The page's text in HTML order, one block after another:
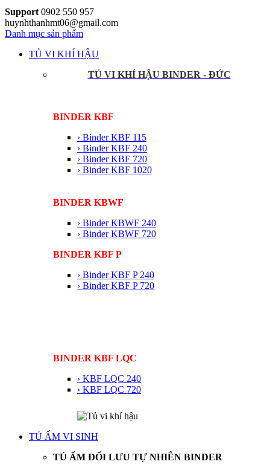
Support 0902 550 957
huynhthanhmt06@gmail.com
Danh mục sản phẩm
TỦ VI KHÍ HẬU
TỦ VI KHÍ HẬU BINDER - ĐỨC
BINDER KBF
› Binder KBF 115
› Binder KBF 240
› Binder KBF 720
› Binder KBF 1020
BINDER KBWF
› Binder KBWF 240
› Binder KBWF 720
BINDER KBF P
› Binder KBF P 240
› Binder KBF P 720
BINDER KBF LQC
› KBF LQC 240
› KBF LQC 720
TỦ ẤM VI SINH
TỦ ẤM ĐỐI LƯU TỰ NHIÊN BINDER